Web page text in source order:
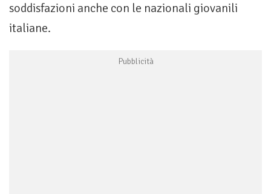
soddisfazioni anche con le nazionali giovanili
italiane.